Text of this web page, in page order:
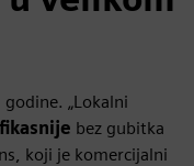
„Lokalni
bez gubitka
koji je komercijalni